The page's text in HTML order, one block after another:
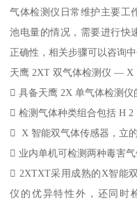
气体检测仪日常维护主要工
池电量的情况，需要进行快
正确性，相关步骤可以咨询中
天鹰 2XT 双气体检测仪 — X
 具备天鹰 2X 单气体检测仪
 检测气体种类组合包括 H 2
 X 智能双气体传感器，立
 业内单机可检测两种毒害
 2XTXT采用成熟的X智能
仪的优异特性外，还同时